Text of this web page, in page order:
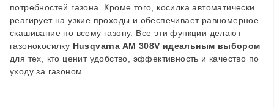
потребностей газона. Кроме того, косилка автоматически
реагирует на узкие проходы и обеспечивает равномерное
скашивание по всему газону. Все эти функции делают
газонокосилку Husqvarna AM 308V идеальным выбором
для тех, кто ценит удобство, эффективность и качество по
уходу за газоном.